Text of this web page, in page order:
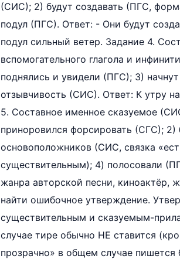
(СИС); 2) будут создавать (ПГС,
подул (ПГС). Ответ: - Они будут
подул сильный ветер. Задание 4.
вспомогательного глагола и
поднялись и увидели (ПГС); 3)
отзывчивость (СИС). Ответ: К утру
5. Составное именное сказуемое
приноровился форсировать (СГС);
основоположников (СИС, связка
существительным); 4) полосовали
жанра авторской песни, киноактёр,
найти ошибочное утверждение.
существительным и сказуемым-
случае тире обычно НЕ ставится
прозрачно» в общем случае